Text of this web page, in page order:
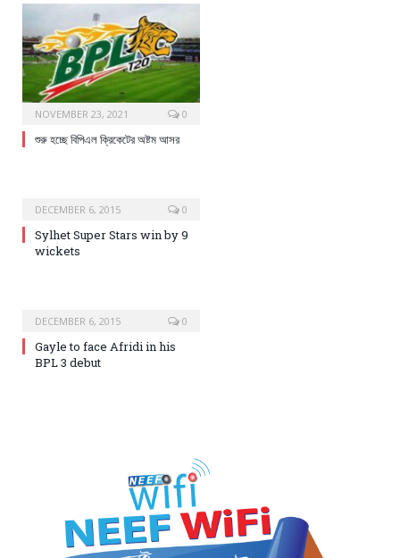
NOVEMBER 23, 2021 0
শুরু হচ্ছে বিপিএল ক্রিকেটের অষ্টম আসর
DECEMBER 6, 2015 0
Sylhet Super Stars win by 9
wickets
DECEMBER 6, 2015 0
Gayle to face Afridi in his
BPL 3 debut